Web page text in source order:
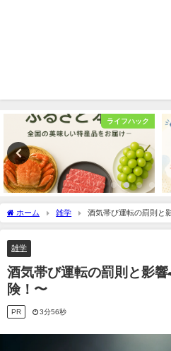
ライフハック
ホーム 雑学 酒気帯び運転の罰則と
雑学
酒気帯び運転の罰則と影
険！〜
PR 3分56秒